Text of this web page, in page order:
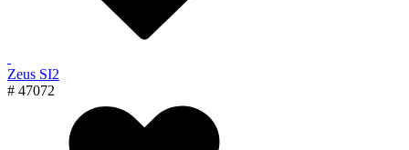
Zeus SI2
# 47072